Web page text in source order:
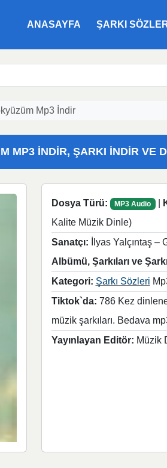
ANASAYFA ŞARKI
Mp3 İndir
MP3 İNDIR, ŞARKI İNDIR VE
Dosya Türü: MP3 Audio
Kalite Müzik Dinle)
Sanatçı: İlyas Yalçıntaş –
Albümü, Şarkıları ve
Kategori: Şarkı Sözleri
Tiktok`da: 786 Kez
müzik şarkıları. Bedava
Yayınlayan Editör: Müzik